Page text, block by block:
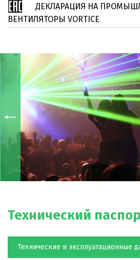
ДЕКЛАРАЦИЯ НА
ВЕНТИЛЯТОРЫ VORTICE
Технический
Технические и эксплуатационные